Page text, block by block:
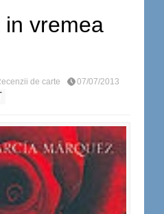
in vremea
de carte 07/07/2013